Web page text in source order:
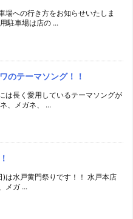
場への行き方をお知らせいたしま
駐車場は店の ...
のテーマソング！！
は長く愛用しているテーマソングが
、メガネ、 ...
)は水戸黄門祭りです！！ 水戸本店
メガ ...